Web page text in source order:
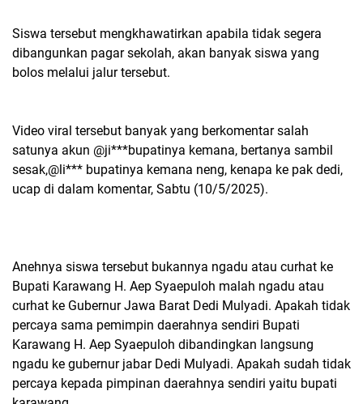
Siswa tersebut mengkhawatirkan apabila tidak segera
dibangunkan pagar sekolah, akan banyak siswa yang
bolos melalui jalur tersebut.
Video viral tersebut banyak yang berkomentar salah
satunya akun @ji***bupatinya kemana, bertanya sambil
sesak,@li*** bupatinya kemana neng, kenapa ke pak dedi,
ucap di dalam komentar, Sabtu (10/5/2025).
Anehnya siswa tersebut bukannya ngadu atau curhat ke
Bupati Karawang H. Aep Syaepuloh malah ngadu atau
curhat ke Gubernur Jawa Barat Dedi Mulyadi. Apakah tidak
percaya sama pemimpin daerahnya sendiri Bupati
Karawang H. Aep Syaepuloh dibandingkan langsung
ngadu ke gubernur jabar Dedi Mulyadi. Apakah sudah tidak
percaya kepada pimpinan daerahnya sendiri yaitu bupati